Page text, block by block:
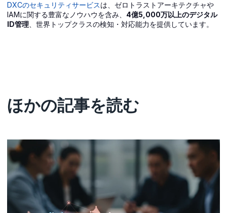
DXCのセキュリティサービスは、ゼロトラストアーキテクチャや
IAMに関する豊富なノウハウを含み、 4億5,000万以上のデジタル
ID管理 、世界トップクラスの検知・対応能力を提供しています。
ほかの記事を読む